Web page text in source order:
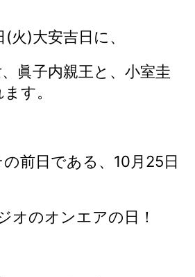
火)大安吉日に、
眞子内親王と、小室圭
す。
前日である、10月25日
オのオンエアの日！